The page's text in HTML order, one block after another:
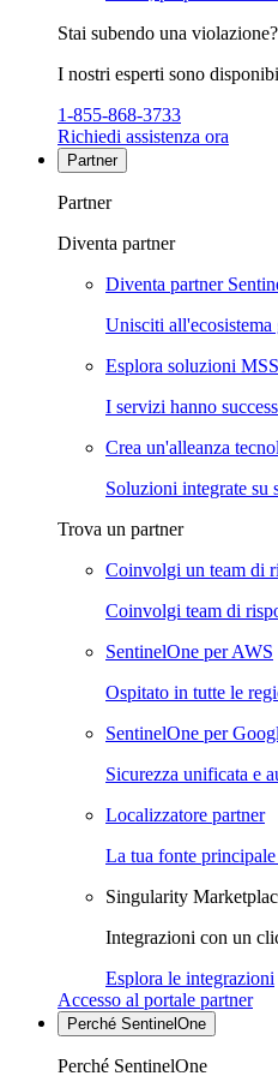
Stai subendo una violazione?
I nostri esperti sono
1-855-868-3733
Richiedi assistenza ora
Partner
Partner
Diventa partner
Diventa partner
Unisciti
Esplora soluzioni
I servizi hanno
Crea un'alleanza
Soluzioni integrate su
Trova un partner
Coinvolgi un team di
Coinvolgi team di
SentinelOne per AWS
Ospitato in tutte le
SentinelOne per
Sicurezza unificata e
Localizzatore partner
La tua fonte
Singularity
Integrazioni con un
Esplora le integrazioni
Accesso al portale partner
Perché SentinelOne
Perché SentinelOne